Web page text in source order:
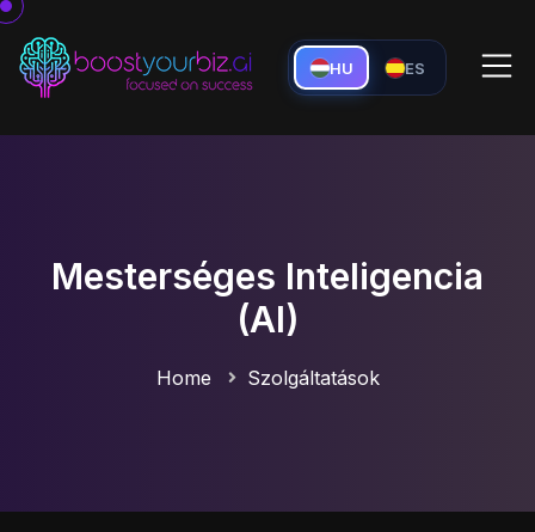
HU ES
Mesterséges Inteligencia
(AI)
Home Szolgáltatások